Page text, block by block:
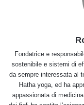
Fondatrice e
sostenibile e sistemi di
da sempre interessata al
Hatha yoga, ed ha
appassionata di